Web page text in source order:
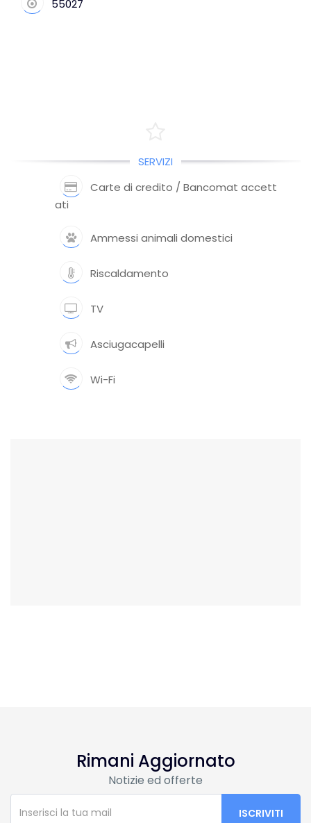
55027
SERVIZI
Carte di credito / Bancomat accett
ati
Ammessi animali domestici
Riscaldamento
TV
Asciugacapelli
Wi-Fi
Rimani Aggiornato
Notizie ed offerte